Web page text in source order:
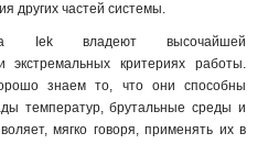
других частей системы.
Iek владеют высочайшей
экстремальных критериях работы.
знаем то, что они способны
температур, брутальные среды и
мягко говоря, применять их в